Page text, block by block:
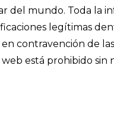
del mundo. Toda la
legítimas
contravención de
está prohibido sin